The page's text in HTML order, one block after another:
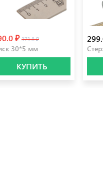
₽371.8 ₽
30*5 мм
КУПИТЬ
299.0